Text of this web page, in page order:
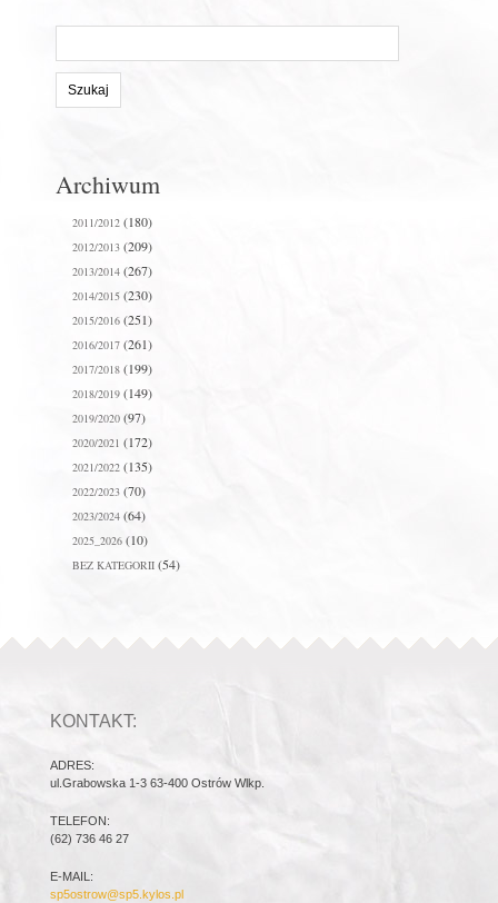
stronie:
Archiwum
2011/2012(180)
2012/2013(209)
2013/2014(267)
2014/2015(230)
2015/2016(251)
2016/2017(261)
2017/2018(199)
2018/2019(149)
2019/2020(97)
2020/2021 (172)
2021/2022(135)
2022/2023(70)
2023/2024(64)
2025_2026(10)
BEZ KATEGORII(54)
KONTAKT:
ADRES:
ul.Grabowska 1-3 63-400 Ostrów Wlkp.
TELEFON:
(62) 736 46 27
E-MAIL:
sp5ostrow@sp5.kylos.pl